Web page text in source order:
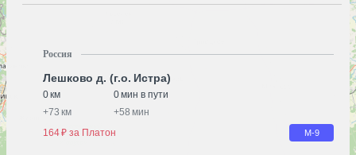
Россия
Лешково д. (г.о. Истра)
0 км
0 мин в пути
+73 км +58 мин
164 ₽ за Платон
М-9